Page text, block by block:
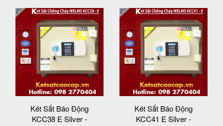
Két Sắt Báo Động
KCC38 E Silver -
Két Sắt Báo Động
KCC41 E Silver -